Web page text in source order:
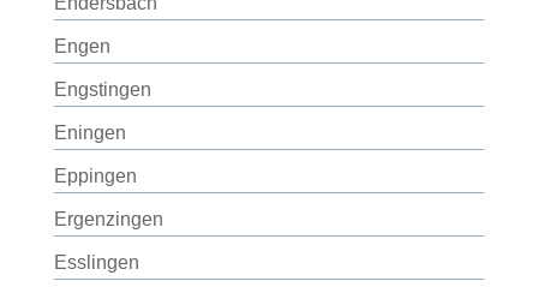
Engen
Engstingen
Eningen
Eppingen
Ergenzingen
Esslingen